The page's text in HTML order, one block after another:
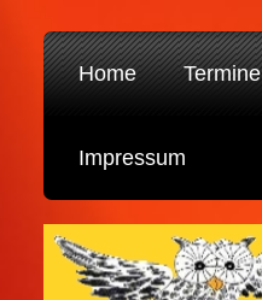
Home Termine
Impressum